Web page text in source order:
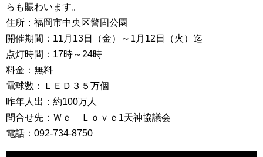
らも賑わいます。
住所：福岡市中央区警固公園
開催期間：11月13日（金）～1月12日（火）迄
点灯時間：17時～24時
料金：無料
電球数：ＬＥＤ３５万個
昨年人出：約100万人
問合せ先：Ｗｅ Ｌｏｖｅ1天神協議会
電話：092-734-8750